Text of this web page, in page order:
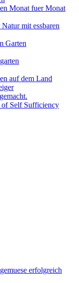
Monat fuer Monat
mit essbaren
Garten
auf dem Land
Self Sufficiency
erfolgreich